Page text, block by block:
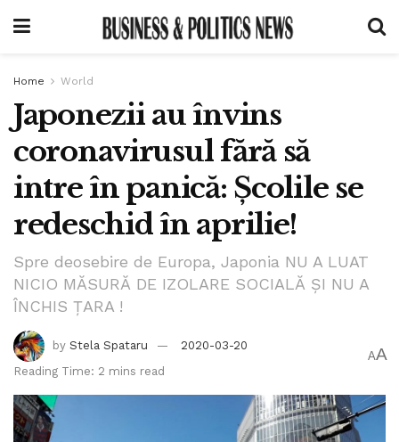
Home World
Japonezii au învins
coronavirusul fără să
intre în panică: Școlile se
redeschid în aprilie!
Spre deosebire de Europa, Japonia NU A LUAT
NICIO MĂSURĂ DE IZOLARE SOCIALĂ ȘI NU A
ÎNCHIS ȚARA !
by Stela Spataru
2020-03-20
Reading Time: 2 mins read
AA